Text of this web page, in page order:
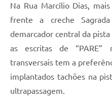
Na Rua Marcílio Dias,
frente a creche
demarcador central da
as escritas de
transversais tem a
implantados tachões na
ultrapassagem.